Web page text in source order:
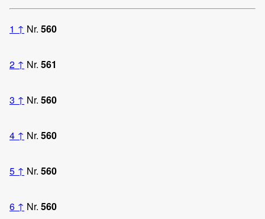
1 ↑ Nr. 560
2 ↑ Nr. 561
3 ↑ Nr. 560
4 ↑ Nr. 560
5 ↑ Nr. 560
6 ↑ Nr. 560